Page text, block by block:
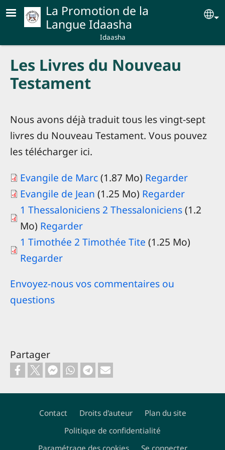
Aller au contenu principal
La Promotion de la
Langue Idaasha
Idaasha
Les Livres du Nouveau
Testament
Nous avons déjà traduit tous les vingt-sept
livres du Nouveau Testament. Vous pouvez
les télécharger ici.
Evangile de Marc(1.87 Mo) Regarder
Evangile de Jean (1.25 Mo) Regarder
1 Thessaloniciens 2 Thessaloniciens(1.2
Mo) Regarder
1 Timothée 2 Timothée Tite (1.25 Mo)
Regarder
Envoyez-nous vos commentaires ou
questions
Partager
Footer
Contact Droits d'auteur
Plan du site
Politique de confidentialité